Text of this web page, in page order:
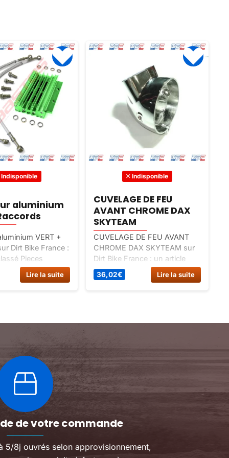
Indisponible
aluminium
VERT +
Dirt Bike France :
Pieces
piece moteur /
/ bouchon.
Lire la suite
Indisponible
CUVELAGE DE FEU
AVANT CHROME DAX
SKYTEAM
CUVELAGE DE FEU AVANT
CHROME DAX SKYTEAM sur
Dirt Bike France : un article
classé pièces détachées dax
12v, spécial allumage-
36,02€ Lire la suite
de votre commande
5/8j ouvrés selon approvisionnement,